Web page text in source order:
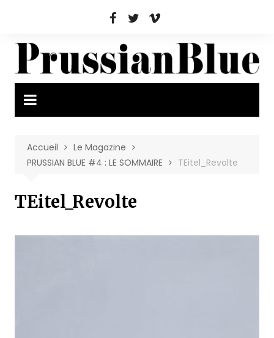
Accueil
Le Magazine
PRUSSIAN BLUE #4 : LE SOMMAIRE
TEitel_Revolte
TEitel_Revolte